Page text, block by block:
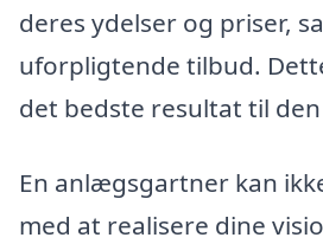
deres ydelser og priser,
uforpligtende tilbud.
det bedste resultat til
En anlægsgartner kan
med at realisere dine